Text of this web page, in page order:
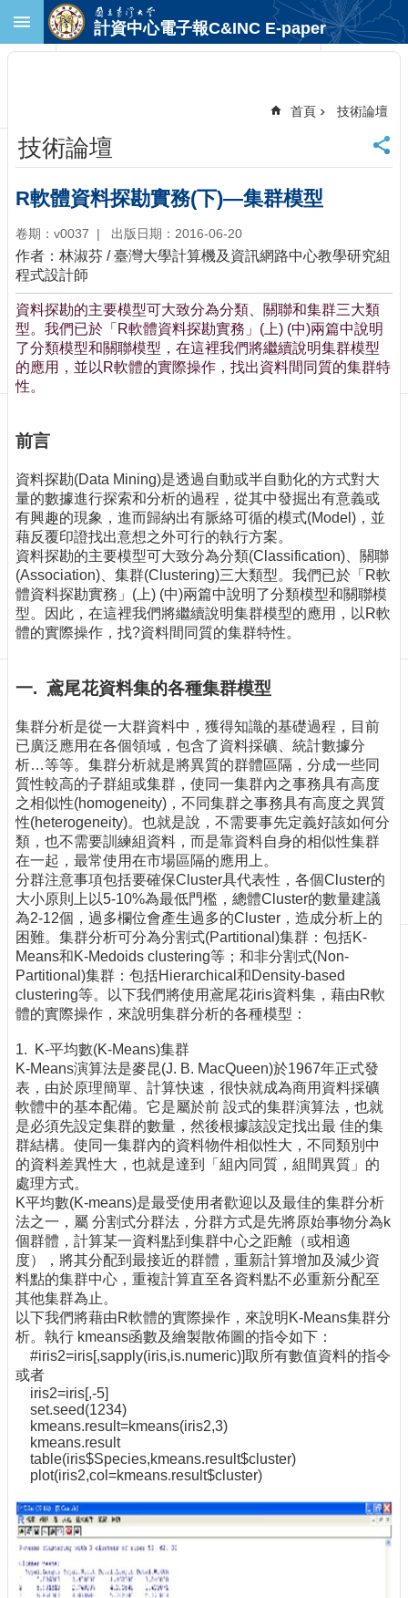
跳到主要內容區塊
首
頁
臺
大
首
頁
計
中
首
頁
聯
絡
資
訂
取
消
網
站
導
覽
最
新
於
我
們
出
版
刊
物
校
務
服
務
專
題
報
技
術
論
壇
產
業
專
欄
計資中心電子報C&INC E-paper
首頁 技術論壇
技術論壇
R軟體資料探勘實務(下)—集群模型
卷期：v0037 出版日期：2016-06-20
作者：林淑芬 / 臺灣大學計算機及資訊網路中心教學研究組
程式設計師
資料探勘的主要模型可大致分為分類、關聯和集群三大類
型。我們已於「R軟體資料探勘實務」(上) (中)兩篇中說明
了分類模型和關聯模型，在這裡我們將繼續說明集群模型
的應用，並以R軟體的實際操作，找出資料間同質的集群特
性。
前言
資料探勘(Data Mining)是透過自動或半自動化的方式對大
量的數據進行探索和分析的過程，從其中發掘出有意義或
有興趣的現象，進而歸納出有脈絡可循的模式(Model)，並
藉反覆印證找出意想之外可行的執行方案。
資料探勘的主要模型可大致分為分類(Classification)、關聯
(Association)、集群(Clustering)三大類型。我們已於「R軟
體資料探勘實務」(上) (中)兩篇中說明了分類模型和關聯模
型。因此，在這裡我們將繼續說明集群模型的應用，以R軟
體的實際操作，找?資料間同質的集群特性。
一. 鳶尾花資料集的各種集群模型
集群分析是從一大群資料中，獲得知識的基礎過程，目前
已廣泛應用在各個領域，包含了資料採礦、統計數據分
析…等等。集群分析就是將異質的群體區隔，分成一些同
質性較高的子群組或集群，使同一集群內之事務具有高度
之相似性(homogeneity)，不同集群之事務具有高度之異質
性(heterogeneity)。也就是說，不需要事先定義好該如何分
類，也不需要訓練組資料，而是靠資料自身的相似性集群
在一起，最常使用在市場區隔的應用上。
分群注意事項包括要確保Cluster具代表性，各個Cluster的
大小原則上以5-10%為最低門檻，總體Cluster的數量建議
為2-12個，過多欄位會產生過多的Cluster，造成分析上的
困難。集群分析可分為分割式(Partitional)集群：包括K-
Means和K-Medoids clustering等；和非分割式(Non-
Partitional)集群：包括Hierarchical和Density-based
clustering等。以下我們將使用鳶尾花iris資料集，藉由R軟
體的實際操作，來說明集群分析的各種模型：
1. K-平均數(K-Means)集群
K-Means演算法是麥昆(J. B. MacQueen)於1967年正式發
表，由於原理簡單、計算快速，很快就成為商用資料採礦
軟體中的基本配備。它是屬於前 設式的集群演算法，也就
是必須先設定集群的數量，然後根據該設定找出最 佳的集
群結構。使同一集群內的資料物件相似性大，不同類別中
的資料差異性大，也就是達到「組內同質，組間異質」的
處理方式。
K平均數(K-means)是最受使用者歡迎以及最佳的集群分析
法之一，屬 分割式分群法，分群方式是先將原始事物分為k
個群體，計算某一資料點到集群中心之距離（或相適
度），將其分配到最接近的群體，重新計算增加及減少資
料點的集群中心，重複計算直至各資料點不必重新分配至
其他集群為止。
以下我們將藉由R軟體的實際操作，來說明K-Means集群分
析。執行 kmeans函數及繪製散佈圖的指令如下：
#iris2=iris[,sapply(iris,is.numeric)]取所有數值資料的指令
或者
iris2=iris[,-5]
set.seed(1234)
kmeans.result=kmeans(iris2,3)
kmeans.result
table(iris$Species,kmeans.result$cluster)
plot(iris2,col=kmeans.result$cluster)